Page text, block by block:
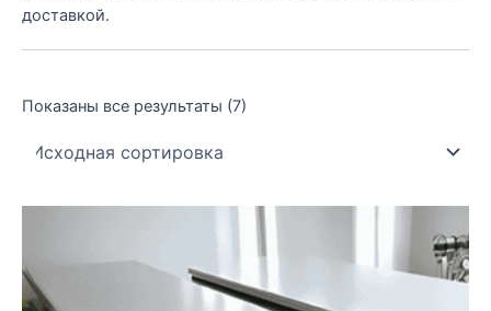
доставкой.
Показаны все результаты (7)